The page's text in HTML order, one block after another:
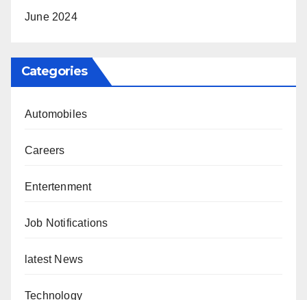
June 2024
Categories
Automobiles
Careers
Entertenment
Job Notifications
latest News
Technology